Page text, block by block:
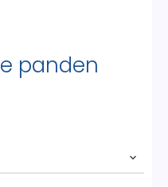
panden